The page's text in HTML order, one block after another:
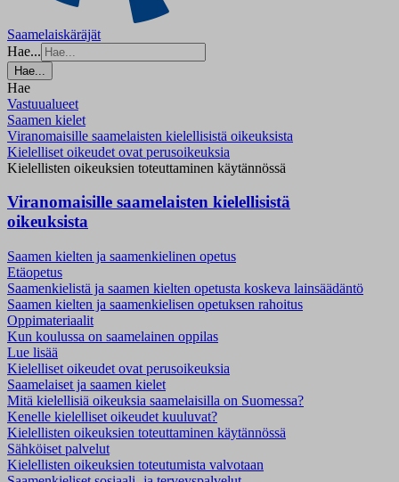
Saamelaiskäräjät
Hae...
Hae...
Hae
Vastuualueet
Saamen kielet
Viranomaisille saamelaisten kielellisistä oikeuksista
Kielelliset oikeudet ovat perusoikeuksia
Kielellisten oikeuksien toteuttaminen käytännössä
Viranomaisille saamelaisten kielellisistä
oikeuksista
Saamen kielten ja saamenkielinen opetus
Etäopetus
Saamenkielistä ja saamen kielten opetusta koskeva lainsäädäntö
Saamen kielten ja saamenkielisen opetuksen rahoitus
Oppimateriaalit
Kun koulussa on saamelainen oppilas
Lue lisää
Kielelliset oikeudet ovat perusoikeuksia
Saamelaiset ja saamen kielet
Mitä kielellisiä oikeuksia saamelaisilla on Suomessa?
Kenelle kielelliset oikeudet kuuluvat?
Kielellisten oikeuksien toteuttaminen käytännössä
Sähköiset palvelut
Kielellisten oikeuksien toteutumista valvotaan